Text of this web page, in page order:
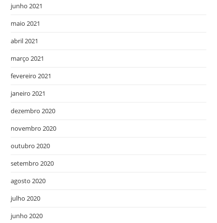
junho 2021
maio 2021
abril 2021
março 2021
fevereiro 2021
janeiro 2021
dezembro 2020
novembro 2020
outubro 2020
setembro 2020
agosto 2020
julho 2020
junho 2020